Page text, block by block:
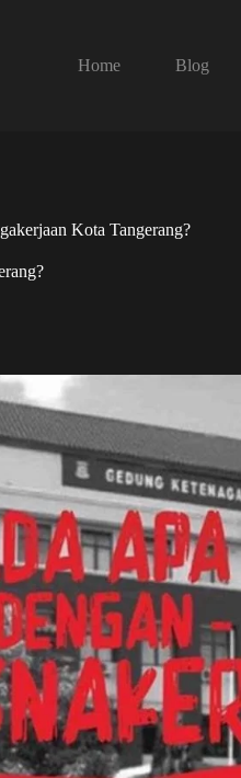
Home Blog
Kota Tangerang?